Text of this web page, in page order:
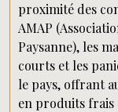
proximité des
AMAP
Paysanne), les
courts et les
le pays, offrant
en produits frais